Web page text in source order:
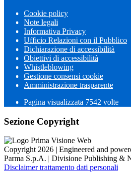
Cookie policy
Note legali
Informativa Privacy
Ufficio Relazioni con il Pubblico
Dichiarazione di accessibilità
Obiettivi di accessibilità
Whistleblowing
Gestione consensi cookie
Amministrazione trasparente
Pagina visualizzata 7542 volte
Sezione Copyright
Copyright 2026 | Engineered and
Parma S.p.A. | Divisione Publishing &
Disclaimer trattamento dati personali